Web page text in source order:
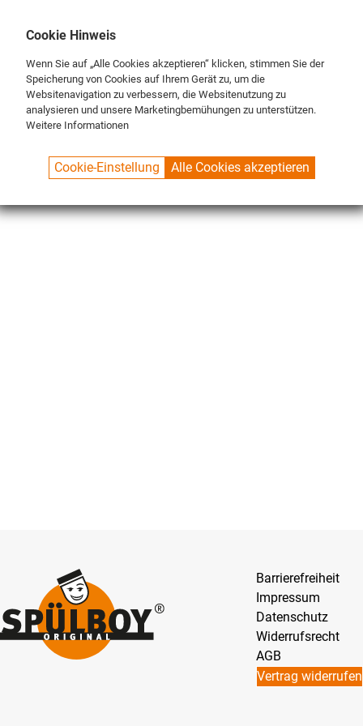
SPUELBOY.DE SHOP ECO LINE BÜRSTEN BÜRSTENSETS
Barrierefreiheit
Impressum
Datenschutz
Widerrufsrecht
AGB
Vertrag widerrufen
Cookie Hinweis
Wenn Sie auf „Alle Cookies akzeptieren“ klicken, stimmen Sie der
Speicherung von Cookies auf Ihrem Gerät zu, um die
Websitenavigation zu verbessern, die Websitenutzung zu
analysieren und unsere Marketingbemühungen zu unterstützen.
Weitere Informationen
Cookie-Einstellung Alle Cookies akzeptieren